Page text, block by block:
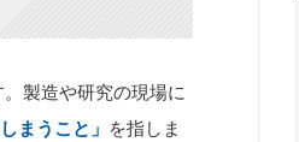
製造や研究の現場に
まうこと」 を指しま